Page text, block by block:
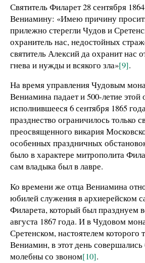
Святитель Филарет 28 сентября
Вениамину: «Имею причину
прилежно стерегли Чудов и
охранитель нас, недостойных
святитель Алексий да охранит нас
гнева и нужды и всякого зла»[9].
На время управления Чудовым
Вениамина падает и 500-летие этой
исполнившееся 6 сентября 1865
празднество ограничилось только
преосвященного викария
особенных праздничных
было в характере митрополита
сам владыка был в лавре.
Ко времени же отца Вениамина
юбилей служения в архиерейском
Филарета, который был празднуем
августа 1867 года. И в Чудовом
Сретенском, настоятелем которого
Вениамин, в этот день совершались
молебны со звоном[10].